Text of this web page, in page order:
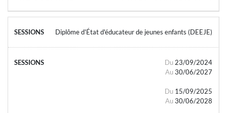
Diplôme d'État d'éducateur de jeunes enfants (DEEJE)
Du 23/09/2024
Au 30/06/2027
Du 15/09/2025
Au 30/06/2028